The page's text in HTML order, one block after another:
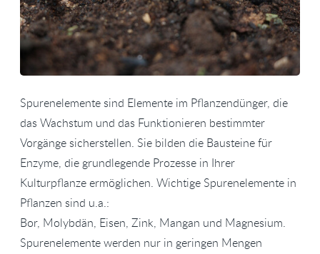
Spurenelemente sind Elemente im Pflanzendünger, die
das Wachstum und das Funktionieren bestimmter
Vorgänge sicherstellen. Sie bilden die Bausteine für
Enzyme, die grundlegende Prozesse in Ihrer
Kulturpflanze ermöglichen. Wichtige Spurenelemente in
Pflanzen sind u.a.:
Bor, Molybdän, Eisen, Zink, Mangan und Magnesium.
Spurenelemente werden nur in geringen Mengen